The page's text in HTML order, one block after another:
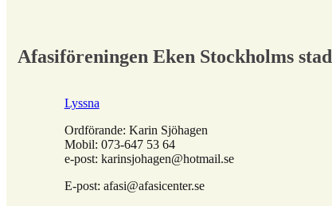
Afasiföreningen Eken Stockholms stad
Lyssna
Ordförande: Karin Sjöhagen
Mobil: 073-647 53 64
e-post: karinsjohagen@hotmail.se
E-post: afasi@afasicenter.se